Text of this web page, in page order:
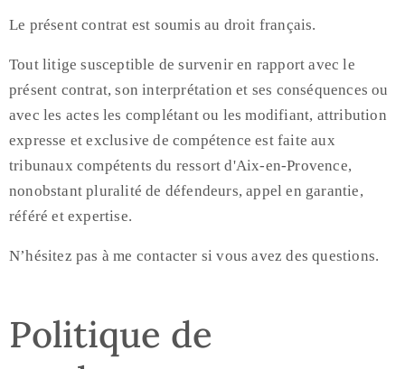
Le présent contrat est soumis au droit français.
Tout litige susceptible de survenir en rapport avec le
présent contrat, son interprétation et ses conséquences ou
avec les actes les complétant ou les modifiant, attribution
expresse et exclusive de compétence est faite aux
tribunaux compétents du ressort d'Aix-en-Provence,
nonobstant pluralité de défendeurs, appel en garantie,
référé et expertise.
N’hésitez pas à me contacter si vous avez des questions.
Politique de